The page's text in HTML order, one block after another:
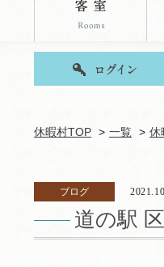
休暇村TOP 一覧 休
ブログ
道の駅